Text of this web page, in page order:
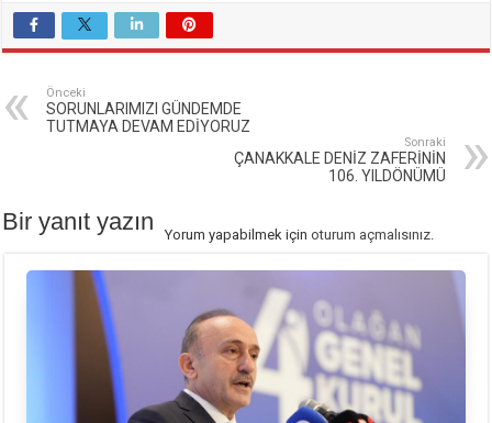
Önceki
SORUNLARIMIZI GÜNDEMDE
TUTMAYA DEVAM EDİYORUZ
Sonraki
ÇANAKKALE DENİZ ZAFERİNİN
106. YILDÖNÜMÜ
Bir yanıt yazın Yorum yapabilmek içinoturum açmalısınız.